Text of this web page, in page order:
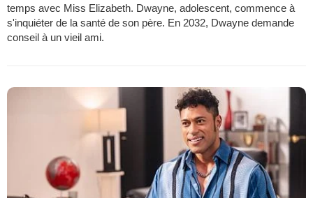
temps avec Miss Elizabeth. Dwayne, adolescent, commence à
s'inquiéter de la santé de son père. En 2032, Dwayne demande
conseil à un vieil ami.